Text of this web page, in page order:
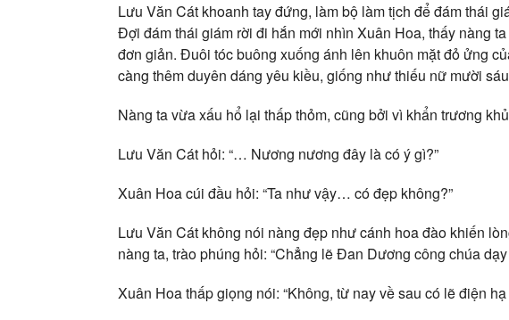
Lưu Văn Cát khoanh tay đứng, làm bộ làm tịch để đám thái
Đợi đám thái giám rời đi hắn mới nhìn Xuân Hoa, thấy nàng
đơn giản. Đuôi tóc buông xuống ánh lên khuôn mặt đỏ ửng
càng thêm duyên dáng yêu kiều, giống như thiếu nữ mười
Nàng ta vừa xấu hổ lại thấp thỏm, cũng bởi vì khẩn trương
Lưu Văn Cát hỏi: “… Nương nương đây là có ý gì?”
Xuân Hoa cúi đầu hỏi: “Ta như vậy… có đẹp không?”
Lưu Văn Cát không nói nàng đẹp như cánh hoa đào khiến
nàng ta, trào phúng hỏi: “Chẳng lẽ Đan Dương công chúa
Xuân Hoa thấp giọng nói: “Không, từ nay về sau có lẽ điện